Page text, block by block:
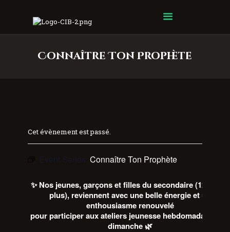
Connaître Ton Prophète
Centre Islamique Badr
Cet évènement est passé.
Event Series: Connaître Ton Prophète
✨ Nos jeunes, garçons et filles du secondaire (12 ans et
plus), reviennent avec une belle énergie et un
enthousiasme renouvelé
pour participer auxateliers jeunesse hebdomadaires du
dimanche🌿